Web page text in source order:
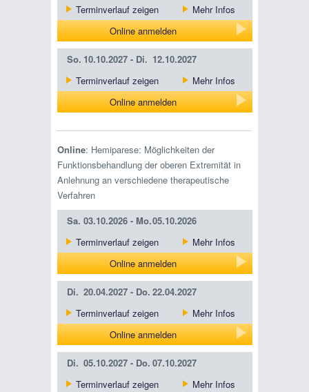
Terminverlauf zeigen
Mehr Infos
Online anmelden
So. 10.10.2027 - Di. 12.10.2027
Terminverlauf zeigen
Mehr Infos
Online anmelden
Online: Hemiparese: Möglichkeiten der
Funktionsbehandlung der oberen Extremität in
Anlehnung an verschiedene therapeutische
Verfahren
Sa. 03.10.2026 - Mo.05.10.2026
Terminverlauf zeigen
Mehr Infos
Online anmelden
Di. 20.04.2027 - Do. 22.04.2027
Terminverlauf zeigen
Mehr Infos
Online anmelden
Di. 05.10.2027 - Do. 07.10.2027
Terminverlauf zeigen
Mehr Infos